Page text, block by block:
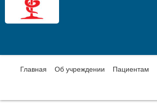
Главная Об учреждении Пациентам